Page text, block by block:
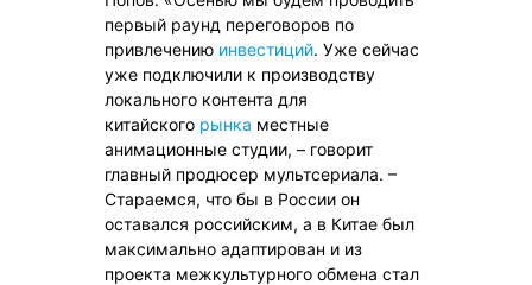
первый раунд переговоров по
привлечению инвестиций. Уже сейчас
уже подключили к производству
локального контента для
китайского рынка местные
анимационные студии, – говорит
главный продюсер мультсериала. –
Стараемся, что бы в России он
оставался российским, а в Китае был
максимально адаптирован и из
проекта межкультурного обмена стал